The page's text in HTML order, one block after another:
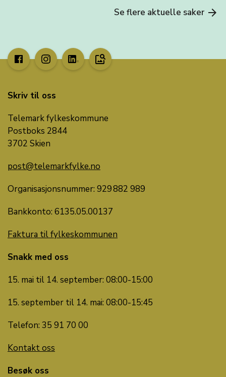
Se flere aktuelle saker arrow_forward
image_search
Skriv til oss
Telemark fylkeskommune
Postboks 2844
3702 Skien
post@telemarkfylke.no
Organisasjonsnummer: 929 882 989
Bankkonto: 6135.05.00137
Faktura til fylkeskommunen
Snakk med oss
15. mai til 14. september: 08:00-15:00
15. september til 14. mai: 08:00-15:45
Telefon: 35 91 70 00
Kontakt oss
Besøk oss